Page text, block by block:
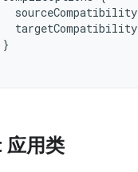
sourceCompatibility
targetCompatibility
}
应用类